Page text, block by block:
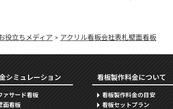
役立ちメディア > アクリル看板会社表札壁面看板
シミュレーション
ァサード看板
面看板
看板製作料金について
看板製作料金の目安
看板セットプラン